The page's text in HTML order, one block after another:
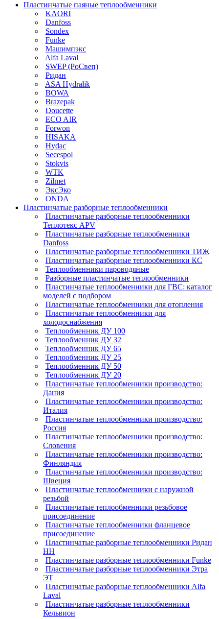
Пластинчатые паяные теплообменники
KAORI
Danfoss
Sondex
Funke
Машимпэкс
Alfa Laval
SWEP (РоСвеп)
Ридан
ASA Hydralik
BOWA
Brazepak
Doucette
ECO AIR
Forwon
HISAKA
Hydac
Secespol
Stokvis
WTK
Zilmet
ЭксЭко
ONDA
Пластинчатые разборные теплообменники
Пластинчатые разборные теплообменники
Теплотекс APV
Пластинчатые разборные теплообменники
Danfoss
Пластинчатые разборные теплообменники ТИЖ
Пластинчатые разборные теплообменники КC
Теплообменники пароводяные
Разборные пластинчатые теплообменники
Пластинчатые теплообменники для ГВС: каталог
моделей с подбором
Пластинчатые теплообменники для отопления
Пластинчатые теплообменники для
холодоснабжения
Теплообменник ДУ 100
Теплообменник ДУ 32
Теплообменник ДУ 65
Теплообменник ДУ 25
Теплообменник ДУ 50
Теплообменник ДУ 20
Пластинчатые теплообменники производство:
Дания
Пластинчатые теплообменники производство:
Италия
Пластинчатые теплообменники производство:
Россия
Пластинчатые теплообменники производство:
Словения
Пластинчатые теплообменники производство:
Финляндия
Пластинчатые теплообменники производство:
Швеция
Пластинчатые теплообменники с наружной
резьбой
Пластинчатые теплообменники резьбовое
присоединение
Пластинчатые теплообменники фланцевое
присоединение
Пластинчатые разборные теплообменники Ридан
НН
Пластинчатые разборные теплообменники Funke
Пластинчатые разборные теплообменники Этра
ЭТ
Пластинчатые разборные теплообменники Alfa
Laval
Пластинчатые разборные теплообменники
Кельвион